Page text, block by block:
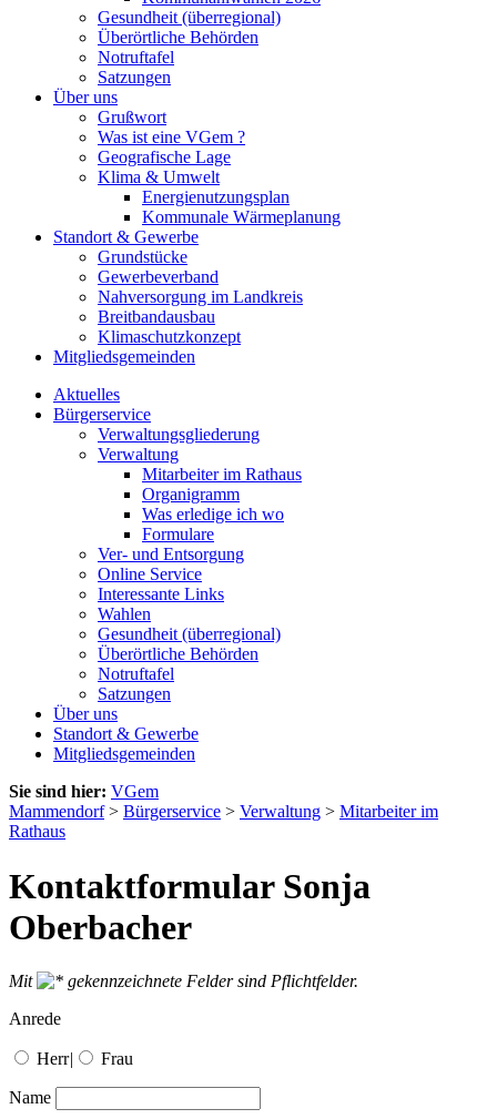
Gesundheit (überregional)
Überörtliche Behörden
Notruftafel
Satzungen
Über uns
Grußwort
Was ist eine VGem ?
Geografische Lage
Klima & Umwelt
Energienutzungsplan
Kommunale Wärmeplanung
Standort & Gewerbe
Grundstücke
Gewerbeverband
Nahversorgung im Landkreis
Breitbandausbau
Klimaschutzkonzept
Mitgliedsgemeinden
Aktuelles
Bürgerservice
Verwaltungsgliederung
Verwaltung
Mitarbeiter im Rathaus
Organigramm
Was erledige ich wo
Formulare
Ver- und Entsorgung
Online Service
Interessante Links
Wahlen
Gesundheit (überregional)
Überörtliche Behörden
Notruftafel
Satzungen
Über uns
Standort & Gewerbe
Mitgliedsgemeinden
Sie sind hier: VGem
Mammendorf> Bürgerservice > Verwaltung > Mitarbeiter im
Rathaus
Kontaktformular Sonja
Oberbacher
Mit
gekennzeichnete Felder sind Pflichtfelder.
Anrede
Herr| Frau
Name